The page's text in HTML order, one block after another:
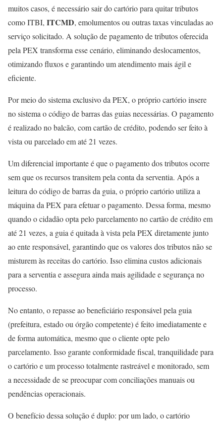
muitos casos, é necessário sair do cartório para quitar tributos
como ITBI, ITCMD, emolumentos ou outras taxas vinculadas ao
serviço solicitado. A solução de pagamento de tributos oferecida
pela PEX transforma esse cenário, eliminando deslocamentos,
otimizando fluxos e garantindo um atendimento mais ágil e
eficiente.
Por meio do sistema exclusivo da PEX, o próprio cartório insere
no sistema o código de barras das guias necessárias. O pagamento
é realizado no balcão, com cartão de crédito, podendo ser feito à
vista ou parcelado em até 21 vezes.
Um diferencial importante é que o pagamento dos tributos ocorre
sem que os recursos transitem pela conta da serventia. Após a
leitura do código de barras da guia, o próprio cartório utiliza a
máquina da PEX para efetuar o pagamento. Dessa forma, mesmo
quando o cidadão opta pelo parcelamento no cartão de crédito em
até 21 vezes, a guia é quitada à vista pela PEX diretamente junto
ao ente responsável, garantindo que os valores dos tributos não se
misturem às receitas do cartório. Isso elimina custos adicionais
para a serventia e assegura ainda mais agilidade e segurança no
processo.
No entanto, o repasse ao beneficiário responsável pela guia
(prefeitura, estado ou órgão competente) é feito imediatamente e
de forma automática, mesmo que o cliente opte pelo
parcelamento. Isso garante conformidade fiscal, tranquilidade para
o cartório e um processo totalmente rastreável e monitorado, sem
a necessidade de se preocupar com conciliações manuais ou
pendências operacionais.
O benefício dessa solução é duplo: por um lado, o cartório